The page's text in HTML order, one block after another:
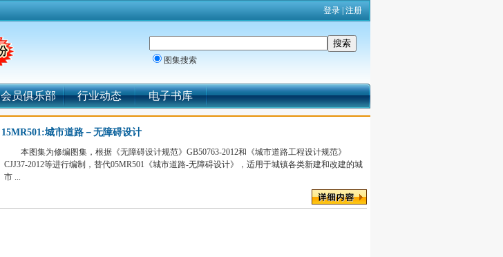
登录 注册
图集搜索
会员俱乐部 行业动态 电子书库
15MR501:城市道路－无障碍设计
本图集为修编图集，根据《无障碍设计规范》GB50763-2012和《城市道路工程设计规范》
CJJ37-2012等进行编制，替代05MR501《城市道路-无障碍设计》，适用于城镇各类新建和改建的城
市 ...